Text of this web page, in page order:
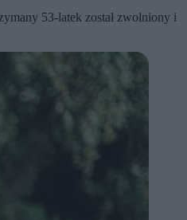
53-latek został zwolniony i